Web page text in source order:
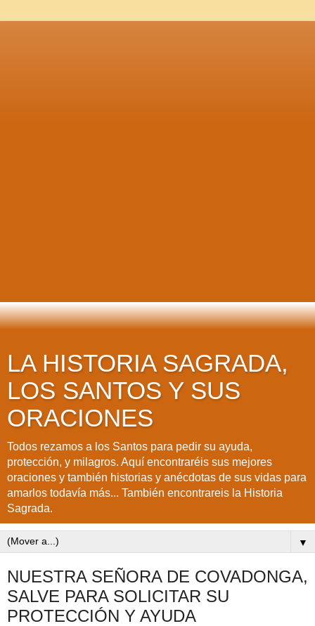
LA HISTORIA SAGRADA,
LOS SANTOS Y SUS
ORACIONES
Todos rezamos a los Santos para pedir su ayuda,
protección, y milagros. Aquí encontraréis sus mejores
oraciones y también historias y anécdotas de sus vidas para
amarlos todavía más... También encontrareis la Historia
Sagrada.
▼
NUESTRA SEÑORA DE COVADONGA,
SALVE PARA SOLICITAR SU
PROTECCIÓN Y AYUDA